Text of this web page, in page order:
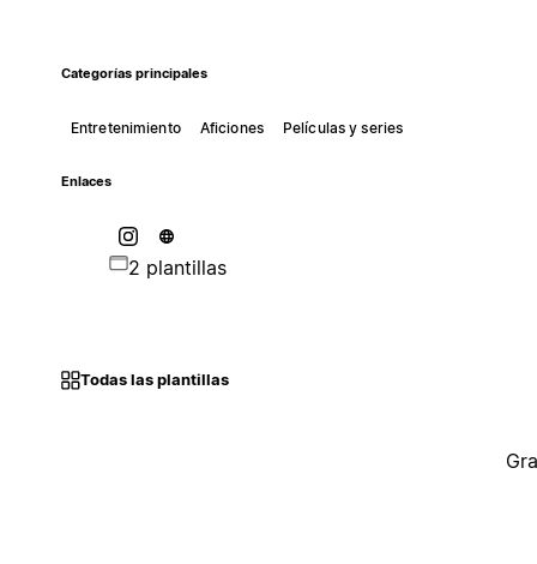
Categorías principales
Entretenimiento Aficiones Películas y series
Enlaces
2 plantillas
Todas las plantillas